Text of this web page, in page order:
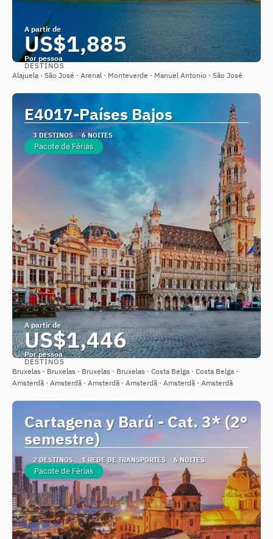
A partir de
US$1,885
Por pessoa
Saiba mais
DESTINOS
Alajuela · São José · Arenal · Monteverde · Manuel Antonio · São José
E4017-Países Bajos
3 DESTINOS 6 NOITES
Pacote de Férias
A partir de
US$1,446
Por pessoa
Saiba mais
DESTINOS
Bruxelas · Bruxelas · Bruxelas · Bruxelas · Costa Belga · Costa Belga ·
Amsterdã · Amsterdã · Amsterdã · Amsterdã · Amsterdã · Amsterdã
Cartagena y Barú - Cat. 3* (2°
semestre)
2 DESTINOS 1 REDE DE TRANSPORTES 6 NOITES
Pacote de Férias